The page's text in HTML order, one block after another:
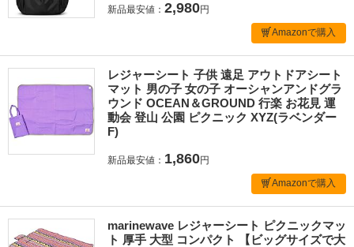
新品最安値： 2,980円
Amazonで購入
レジャーシート 子供 遠足 アウトドアシート
マット 男の子 女の子 オーシャンアンドグラ
ウンド OCEAN＆GROUND 行楽 お花見 運
動会 登山 公園 ピクニック XYZ(ラベンダー
F)
新品最安値： 1,860円
Amazonで購入
marinewave レジャーシート ピクニックマッ
ト 厚手 大型 コンパクト 【ビッグサイズで大